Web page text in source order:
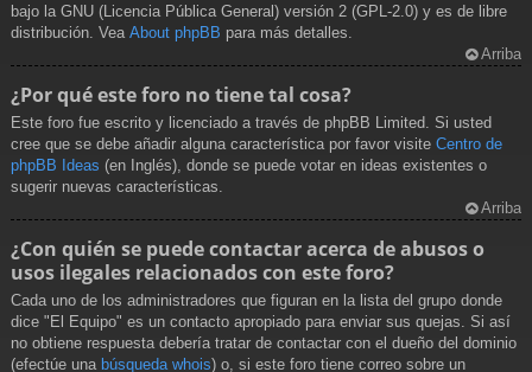
bajo la GNU (Licencia Pública General) versión 2 (GPL-2.0) y es de libre
distribución. Vea About phpBB para más detalles.
Arriba
¿Por qué este foro no tiene tal cosa?
Este foro fue escrito y licenciado a través de phpBB Limited. Si usted
cree que se debe añadir alguna característica por favor visite Centro de
phpBB Ideas (en Inglés), donde se puede votar en ideas existentes o
sugerir nuevas características.
Arriba
¿Con quién se puede contactar acerca de abusos o
usos ilegales relacionados con este foro?
Cada uno de los administradores que figuran en la lista del grupo donde
dice "El Equipo" es un contacto apropiado para enviar sus quejas. Si así
no obtiene respuesta debería tratar de contactar con el dueño del dominio
(efectúe una búsqueda whois) o, si este foro tiene correo sobre un